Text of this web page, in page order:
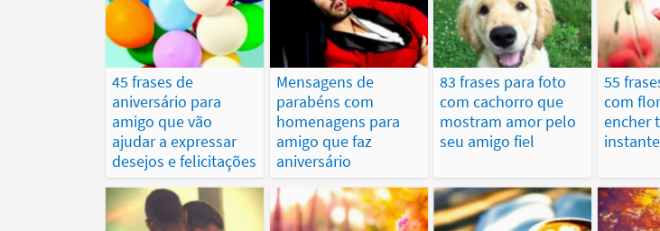
45 frases de
aniversário para
amigo que vão
ajudar a expressar
desejos e felicitações
Mensagens de
parabéns com
homenagens para
amigo que faz
aniversário
83 frases para foto
com cachorro que
mostram amor pelo
seu amigo fiel
55
com
encher